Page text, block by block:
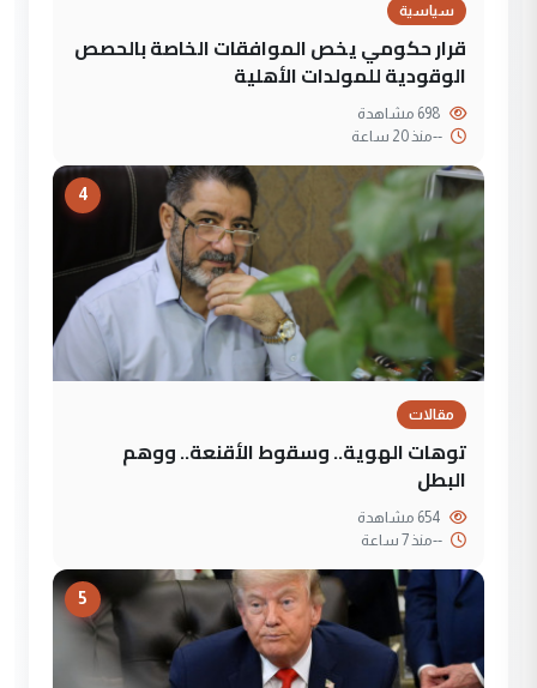
سياسية
قرار حكومي يخص الموافقات الخاصة بالحصص
الوقودية للمولدات الأهلية
--منذ 20 ساعة
4
مقالات
توهات الهوية.. وسقوط الأقنعة.. ووهم
البطل
--منذ 7 ساعة
5